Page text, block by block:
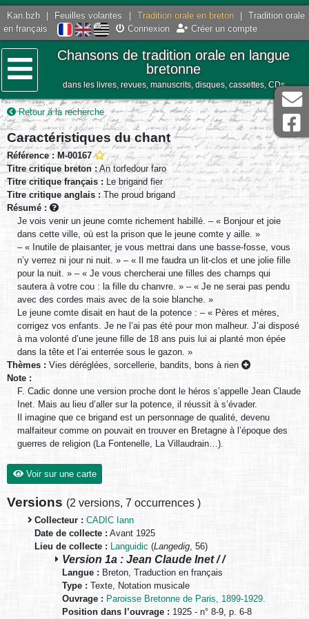
Kan.bzh Feuilles volantes Tradition orale en breton
Tradition orale
en français
Connexion Créer un compte
Menu
Chansons de tradition orale en langue
bretonne
dans les livres, revues, manuscrits, disques, cassettes, CDs
Retour à la recherche
Caractéristiques du chant
Référence : M-00167
Titre critique breton : An torfedour faro
Titre critique français : Le brigand fier
Titre critique anglais : The proud brigand
Résumé :
Je vois venir un jeune comte richement habillé. – « Bonjour et joie
dans cette ville, où est la prison que le jeune comte y aille. »
– « Inutile de plaisanter, je vous mettrai dans une basse-fosse, vous
n’y verrez ni jour ni nuit. » – « Il me faudra un lit-clos et une jolie fille
pour la nuit. » – « Je vous chercherai une filles des champs qui
sautera à votre cou : la fille du chanvre. » – « Je ne serai pas pendu
avec des cordes mais avec de la soie blanche. »
Le jeune comte disait en haut de la potence : – « Pères et mères,
corrigez vos enfants. Je ne l’ai pas été pour mon malheur. J’ai disposé
à ma volonté d’une jeune fille de 18 ans puis lui ai planté mon épée
dans la tête et l’ai enterrée sous le gazon. »
Thèmes : Vies déréglées, sorcellerie, bandits, bons à rien
Note :
F. Cadic donne une version proche dont le héros s’appelle Jean Claude
Inet. Mais au lieu d’aller sur la potence, il réussit à s’évader.
Il imagine que ce brigand est un personnage de qualité, devenu
malfaiteur comme on pouvait en trouver en Bretagne à l’époque des
guerres de religion (La Fontenelle, La Villaudrain…).
Voir sur une carte
Versions (2 versions, 7 occurrences )
Collecteur : CADIC Iann
Date de collecte : Avant 1925
Lieu de collecte : Languidic (Langedig, 56)
Version 1a : Jean Claude Inet / /
Langue : Breton, Traduction en français
Type : Texte, Notation musicale
Ouvrage : Paroisse Bretonne de Paris, 1899-1929.
Position dans l’ouvrage : 1925 - n° 8-9, p. 6-8